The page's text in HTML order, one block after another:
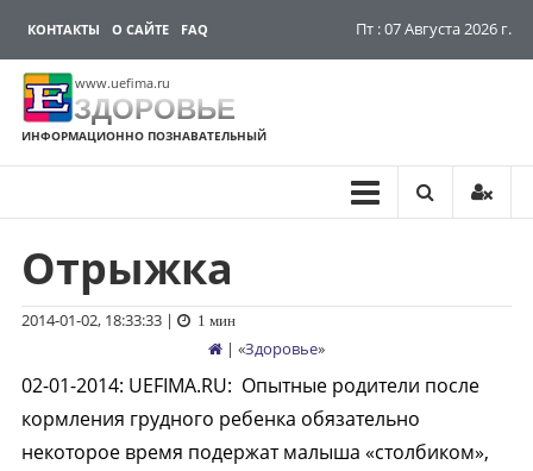
КОНТАКТЫ О САЙТЕ FAQ Пт : 07 Августа 2026 г.
www.uefima.ru
ЗДОРОВЬЕ
ИНФОРМАЦИОННО ПОЗНАВАТЕЛЬНЫЙ
Перейти
содержимому
Отрыжка
2014-01-02, 18:33:33| 1 мин
| «Здоровье»
02-01-2014: UEFIMA.RU: Опытные родители после
кормления грудного ребенка обязательно
некоторое время подержат малыша «столбиком»,